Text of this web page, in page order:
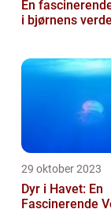
En
i bjørnens
29 oktober 2023
Dyr i Havet: En
Fascinerende